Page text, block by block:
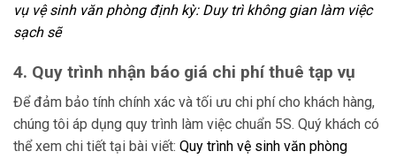
vụ vệ sinh văn phòng định kỳ: Duy trì không gian làm việc
sạch sẽ
4. Quy trình nhận báo giá chi phí thuê tạp vụ
Để đảm bảo tính chính xác và tối ưu chi phí cho khách hàng,
chúng tôi áp dụng quy trình làm việc chuẩn 5S. Quý khách có
thể xem chi tiết tại bài viết: Quy trình vệ sinh văn phòng